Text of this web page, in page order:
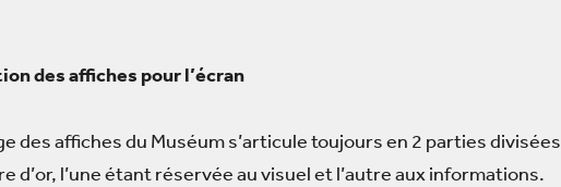
des affiches pour l’écran
des affiches du Muséum s’articule toujours en 2 parties divisées
d’or, l’une étant réservée au visuel et l’autre aux informations.